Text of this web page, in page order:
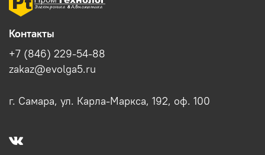
Контакты
+7 (846) 229-54-88
zakaz@evolga5.ru
г. Самара, ул. Карла-Маркса, 192, оф. 100